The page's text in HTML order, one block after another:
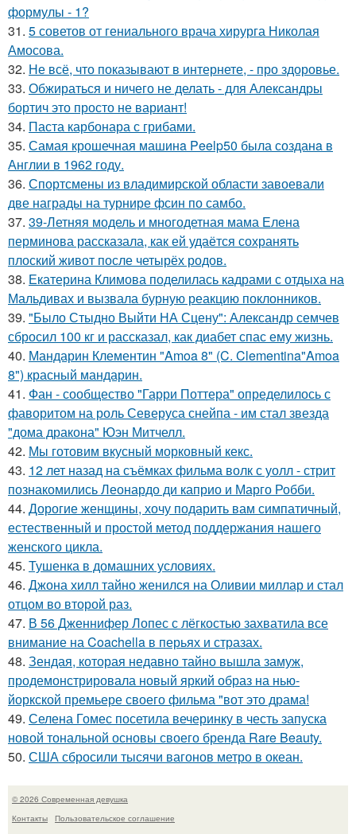
формулы - 1?
31. 5 советов от гениального врача хирурга Николая
Амосова.
32. Не всё, что показывают в интернете, - про здоровье.
33. Обжираться и ничего не делать - для Александры
бортич это просто не вариант!
34. Паста карбонара с грибами.
35. Самая крошечная машинa Peelp50 была созданa в
Англии в 1962 году.
36. Спортсмены из владимирской области завоевали
две награды на турнире фсин по самбо.
37. 39-Летняя модель и многодетная мама Елена
перминова рассказала, как ей удаётся сохранять
плоский живот после четырёх родов.
38. Екатерина Климова поделилась кадрами с отдыха на
Мальдивах и вызвала бурную реакцию поклонников.
39. "Было Стыдно Выйти НА Сцену": Александр семчев
сбросил 100 кг и рассказал, как диабет спас ему жизнь.
40. Мандарин Клементин "Amoa 8" (C. Clementina"Amoa
8") красный мандарин.
41. Фан - сообщество "Гарри Поттера" определилось с
фаворитом на роль Северуса снейпа - им стал звезда
"дома дракона" Юэн Митчелл.
42. Мы готовим вкусный морковный кекс.
43. 12 лет назад на съёмках фильма волк с уолл - стрит
познакомились Леонардо ди каприо и Марго Робби.
44. Дорогие женщины, хочу подарить вам симпатичный,
естественный и простой метод поддержания нашего
женского цикла.
45. Тушенка в домашних условиях.
46. Джона хилл тайно женился на Оливии миллар и стал
отцом во второй раз.
47. В 56 Дженнифер Лопес с лёгкостью захватила все
внимание на Coachella в перьях и стразах.
48. Зендая, которая недавно тайно вышла замуж,
продемонстрировала новый яркий образ на нью-
йоркской премьере своего фильма "вот это драма!
49. Селена Гомес посетила вечеринку в честь запуска
новой тональной основы своего бренда Rare Beauty.
50. США сбросили тысячи вагонов метро в океан.
© 2026 Современная девушка
Контакты
Пользовательское соглашение